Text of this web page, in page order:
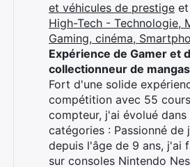
et véhicules de prestige et
High-Tech - Technologie,
Gaming, cinéma,
Expérience de Gamer et
collectionneur de
Fort d'une solide
compétition avec 55
compteur, j'ai évolué dans
catégories : Passionné de
depuis l'âge de 9 ans, j'ai
sur consoles Nintendo